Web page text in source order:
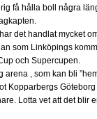
få hålla boll några
det handlat mycket
som Linköpings
och Supercupen.
, som kan bli
Kopparbergs Göteborg
Lotta vet att det blir